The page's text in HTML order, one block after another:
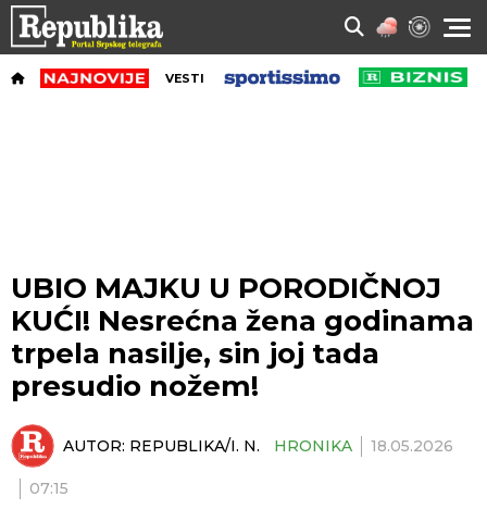
VESTI
UBIO MAJKU U PORODIČNOJ
KUĆI! Nesrećna žena godinama
trpela nasilje, sin joj tada
presudio nožem!
AUTOR: REPUBLIKA/I. N. HRONIKA 18.05.2026
07:15